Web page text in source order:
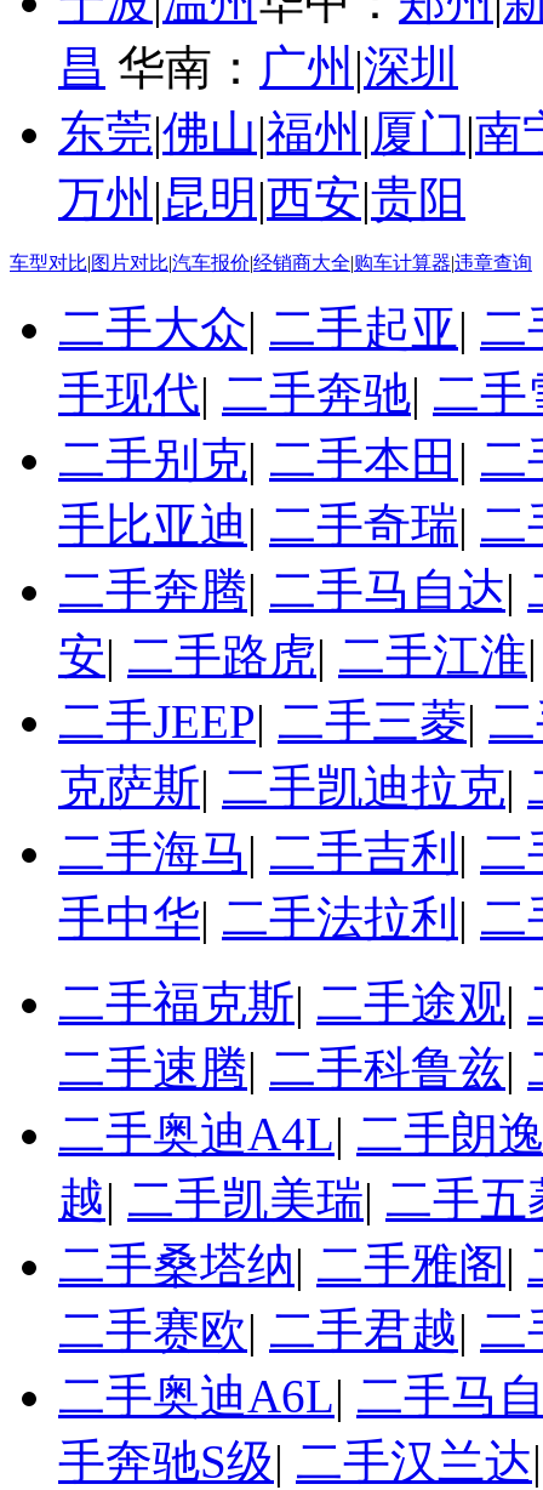
昌 华南： 广州 |深圳
东莞|佛山|福州 |厦门|南
万州 |昆明 |西安|贵阳
车型对比|图片对比|汽车报价|经销商大全|购车计算器|违章查询
二手大众| 二手起亚| 二
手现代| 二手奔驰| 二手
二手别克| 二手本田 | 二
手比亚迪| 二手奇瑞| 二
二手奔腾| 二手马自达|
安| 二手路虎| 二手江淮
二手JEEP| 二手三菱|
克萨斯| 二手凯迪拉克|
二手海马| 二手吉利 | 二
手中华| 二手法拉利 | 二
二手福克斯| 二手途观|
二手速腾| 二手科鲁兹|
二手奥迪A4L| 二手朗
越| 二手凯美瑞| 二手五
二手桑塔纳| 二手雅阁|
二手赛欧| 二手君越| 二
二手奥迪A6L| 二手马
手奔驰S级| 二手汉兰达